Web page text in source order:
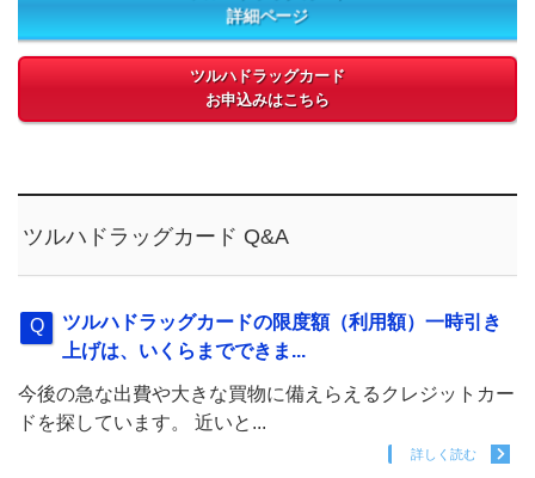
詳細ページ
ツルハドラッグカード
お申込みはこちら
ツルハドラッグカード Q&A
ツルハドラッグカードの限度額（利用額）一時引き
上げは、いくらまでできま...
今後の急な出費や大きな買物に備えらえるクレジットカー
ドを探しています。 近いと...
詳しく読む